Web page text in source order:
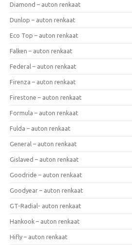
Diamond – auton renkaat
Dunlop – auton renkaat
Eco Top – auton renkaat
Falken – auton renkaat
Federal – auton renkaat
Firenza – auton renkaat
Firestone – auton renkaat
Formula – auton renkaat
Fulda – auton renkaat
General – auton renkaat
Gislaved – auton renkaat
Goodride – auton renkaat
Goodyear – auton renkaat
GT-Radial- auton renkaat
Hankook – auton renkaat
Hifly – auton renkaat